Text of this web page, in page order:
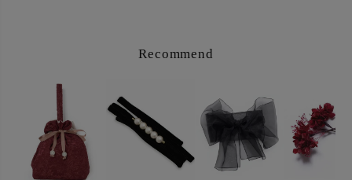
Recommend